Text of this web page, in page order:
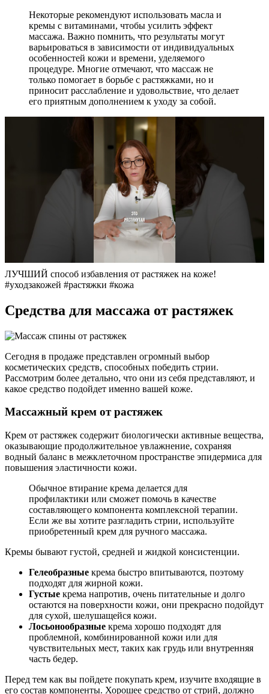
Некоторые рекомендуют использовать масла и
кремы с витаминами, чтобы усилить эффект
массажа. Важно помнить, что результаты могут
варьироваться в зависимости от индивидуальных
особенностей кожи и времени, уделяемого
процедуре. Многие отмечают, что массаж не
только помогает в борьбе с растяжками, но и
приносит расслабление и удовольствие, что делает
его приятным дополнением к уходу за собой.
ЛУЧШИЙ способ избавления от растяжек на коже!
#уходзакожей #растяжки #кожа
Средства для массажа от растяжек
Сегодня в продаже представлен огромный выбор
косметических средств, способных победить стрии.
Рассмотрим более детально, что они из себя представляют, и
какое средство подойдет именно вашей коже.
Массажный крем от растяжек
Крем от растяжек содержит биологически активные вещества,
оказывающие продолжительное увлажнение, сохраняя
водный баланс в межклеточном пространстве эпидермиса для
повышения эластичности кожи.
Обычное втирание крема делается для
профилактики или сможет помочь в качестве
составляющего компонента комплексной терапии.
Если же вы хотите разгладить стрии, используйте
приобретенный крем для ручного массажа.
Кремы бывают густой, средней и жидкой консистенции.
Гелеобразные крема быстро впитываются, поэтому
подходят для жирной кожи.
Густые крема напротив, очень питательные и долго
остаются на поверхности кожи, они прекрасно подойдут
для сухой, шелушащейся кожи.
Лосьонообразные крема хорошо подходят для
проблемной, комбинированной кожи или для
чувствительных мест, таких как грудь или внутренняя
часть бедер.
Перед тем как вы пойдете покупать крем, изучите входящие в
его состав компоненты. Хорошее средство от стрий, должно